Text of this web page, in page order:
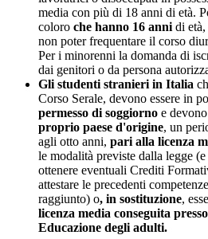
media con più di 18 anni di età.
coloro che hanno 16 anni di
non poter frequentare il corso
Per i minorenni la domanda di
dai genitori o da persona
Gli studenti stranieri in Italia
Corso Serale, devono essere in
permesso di soggiorno e
proprio paese d'origine, un
agli otto anni, pari alla licenza
le modalità previste dalla legge
ottenere eventuali Crediti
attestare le precedenti
raggiunto) o, in sostituzione,
licenza media conseguita
Educazione degli adulti.